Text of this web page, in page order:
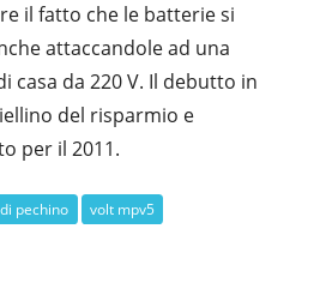
il fatto che le batterie si
attaccandole ad una
casa da 220 V. Il debutto in
del risparmio e
per il 2011.
pechino volt mpv5